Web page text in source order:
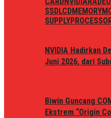
SSDLCDMEMORY
SUPPLY
NVIDIA Hadirkan
Juni 2026, dari
Biwin Guncang
Ekstrem “Origin